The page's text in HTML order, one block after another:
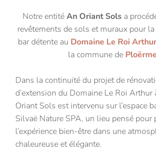
Notre entitéAn Oriant Solsa
revêtements de sols et muraux pour
bar détente au Domaine Le Roi Arthur
la commune de
Dans la continuité du projet de
d’extension du Domaine Le Roi
Oriant Sols est intervenu sur l’espace
Silvaë Nature SPA, un lieu pensé pour
l’expérience bien-être dans une
chaleureuse et élégante.